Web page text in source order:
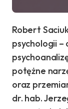
Robert
psychologii –
potężne
oraz
dr. hab.